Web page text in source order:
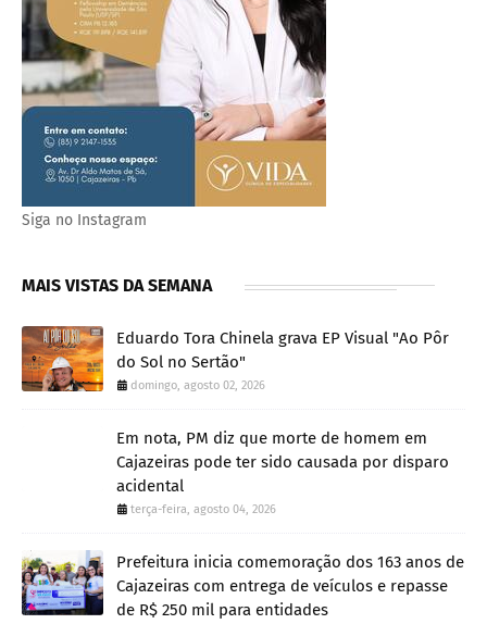
Siga no Instagram
MAIS VISTAS DA SEMANA
Eduardo Tora Chinela grava EP Visual "Ao Pôr
do Sol no Sertão"
domingo, agosto 02, 2026
Em nota, PM diz que morte de homem em
Cajazeiras pode ter sido causada por disparo
acidental
terça-feira, agosto 04, 2026
Prefeitura inicia comemoração dos 163 anos de
Cajazeiras com entrega de veículos e repasse
de R$ 250 mil para entidades